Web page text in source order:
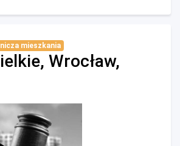
mieszkania
Wrocław,